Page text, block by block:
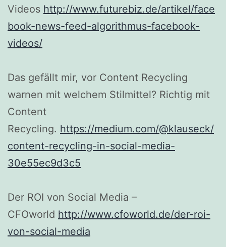
Videos http://www.futurebiz.de/artikel/face
book-news-feed-algorithmus-facebook-
videos/
Das gefällt mir, vor Content Recycling
warnen mit welchem Stilmittel? Richtig mit
Content
Recycling. https://medium.com/@klauseck/
content-recycling-in-social-media-
30e55ec9d3c5
Der ROI von Social Media –
CFOworld http://www.cfoworld.de/der-roi-
von-social-media